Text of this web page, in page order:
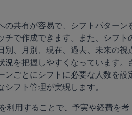
の共有が容易で、シフトパターン
チで作成できます。また、シフト
別、月別、現在、過去、未来の視
況を把握しやすくなっています。
ンごとにシフトに必要な人数を設
フト管理が実現します。
利用することで、予実や経費を考